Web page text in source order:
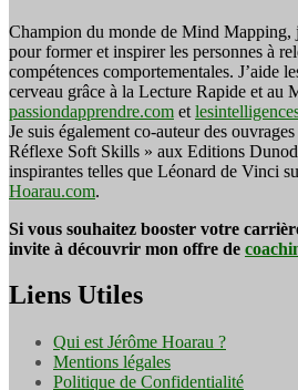
Champion du monde de Mind Mapping,
pour former et inspirer les personnes à
compétences comportementales. J’aide
cerveau grâce à la Lecture Rapide et au
passiondapprendre.com et
Je suis également co-auteur des
Réflexe Soft Skills » aux Editions Dunod
inspirantes telles que Léonard de Vinci
Hoarau.com.
Si vous souhaitez booster votre
invite à découvrir mon offre de
Liens Utiles
Qui est Jérôme Hoarau ?
Mentions légales
Politique de Confidentialité